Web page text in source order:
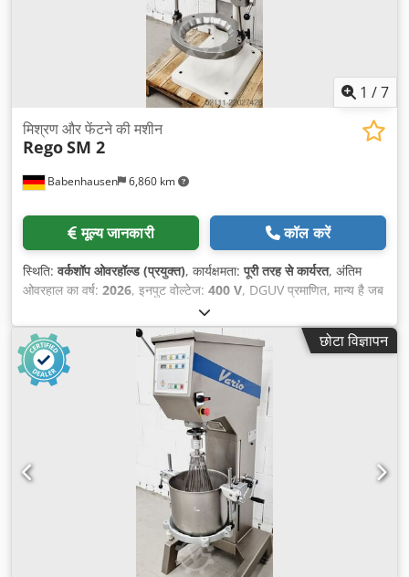
1 /7
Babenhausen 6,860 km
मिश्रण और फेंटने की मशीन
RegoSM 2
मूल्य जानकारी कॉल करें
स्थिति:वर्कशॉप ओवरहॉल्ड (प्रयुक्त), कार्यक्षमता:पूरी तरह से कार्यरत, अंतिम
ओवरहाल का वर्ष: 2026, इनपुट वोल्टेज: 400 V, DGUV प्रमाणित, मान्य है जब
, कुल वजन:
640 मिमी, कुल ऊँचाई:1,380 मिमी, इलेक्ट्रिकल फ्यूज:16 A, खाली वजन:
258 किग्रा
छोटा विज्ञापन